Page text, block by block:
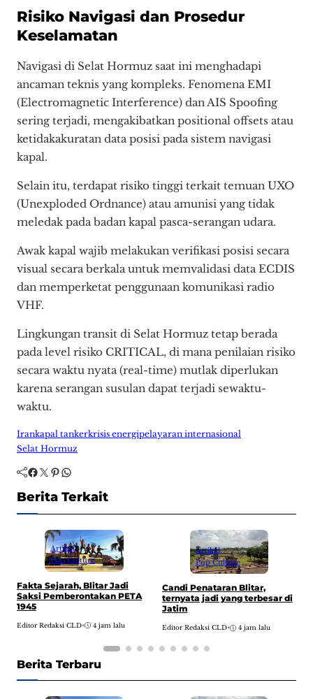
Risiko Navigasi dan Prosedur
Keselamatan
Navigasi di Selat Hormuz saat ini menghadapi
ancaman teknis yang kompleks. Fenomena EMI
(Electromagnetic Interference) dan AIS Spoofing
sering terjadi, mengakibatkan positional offsets atau
ketidakakuratan data posisi pada sistem navigasi
kapal.
Selain itu, terdapat risiko tinggi terkait temuan UXO
(Unexploded Ordnance) atau amunisi yang tidak
meledak pada badan kapal pasca-serangan udara.
Awak kapal wajib melakukan verifikasi posisi secara
visual secara berkala untuk memvalidasi data ECDIS
dan memperketat penggunaan komunikasi radio
VHF.
Lingkungan transit di Selat Hormuz tetap berada
pada level risiko CRITICAL, di mana penilaian risiko
secara waktu nyata (real-time) mutlak diperlukan
karena serangan susulan dapat terjadi sewaktu-
waktu.
Irankapal tankerkrisis energipelayaran internasional
Selat Hormuz
Facebook Twitter Pinterest WhatsApp
Berita Terkait
Artikel
Pop Culture
Fakta Sejarah, Blitar Jadi
Saksi Pemberontakan PETA
1945
Editor Redaksi CLD• 4 jam lalu
Artikel
Pop Culture
Candi Penataran Blitar,
ternyata jadi yang terbesar di
Jatim
Editor Redaksi CLD• 4 jam lalu
Berita Terbaru